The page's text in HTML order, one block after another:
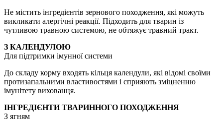
Не містить інгредієнтів зернового походження, які можуть
викликати алергічні реакції. Підходить для тварин із
чутливою травною системою, не обтяжує травний тракт.
З КАЛЕНДУЛОЮ
Для підтримки імунної системи
До складу корму входять кільця календули, які відомі своїми
протизапальними властивостями і сприяють зміцненню
імунітету вихованця.
ІНГРЕДІЄНТИ ТВАРИННОГО ПОХОДЖЕННЯ
З ягням